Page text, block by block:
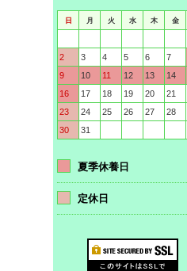
日 月 火 水 木 金
2
3 4 5 6 7
9
10 11 12 13 14
16
17 18 19 20 21
23
24 25 26 27 28
30
31
夏季休養日
定休日